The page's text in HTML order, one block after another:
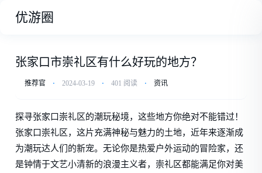
优游圈
张家口市崇礼区有什么好玩的地方？
推荐官 ⋅ 2024-03-19 ⋅ 401 阅读 ⋅ 资讯
探寻张家口崇礼区的潮玩秘境，这些地方你绝对不能错过！
张家口崇礼区，这片充满神秘与魅力的土地，近年来逐渐成
为潮玩达人们的新宠。无论你是热爱户外运动的冒险家，还
是钟情于文艺小清新的浪漫主义者，崇礼区都能满足你对美